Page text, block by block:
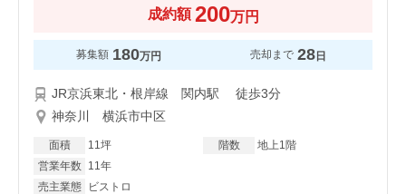
成約額 200万円
募集額 180万円 売却まで 28日
JR京浜東北・根岸線 関内駅 徒歩3分
神奈川 横浜市中区
面積 11坪 階数
地上1階
営業年数
11年
売主業態
ビストロ